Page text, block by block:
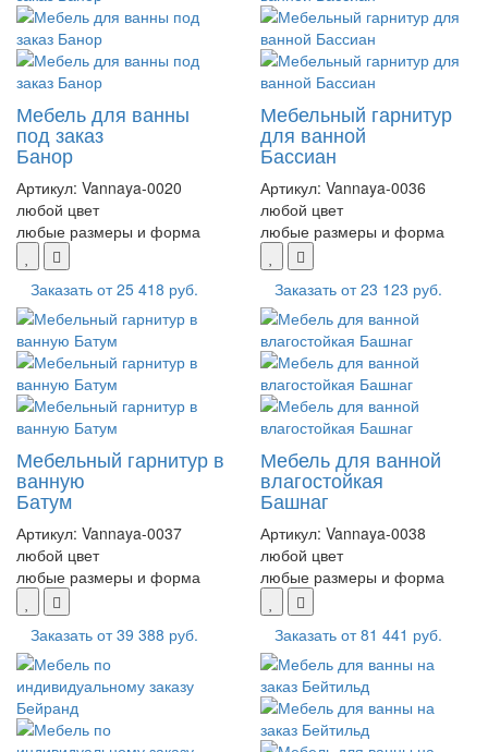
Мебель для ванны
под заказ
Банор
Артикул: Vannaya-0020
любой цвет
любые размеры и форма
Заказать от25 418 руб.
Мебельный гарнитур
для ванной
Бассиан
Артикул: Vannaya-0036
любой цвет
любые размеры и форма
Заказать от23 123 руб.
Мебельный гарнитур в
ванную
Батум
Артикул: Vannaya-0037
любой цвет
любые размеры и форма
Заказать от39 388 руб.
Мебель для ванной
влагостойкая
Башнаг
Артикул: Vannaya-0038
любой цвет
любые размеры и форма
Заказать от81 441 руб.